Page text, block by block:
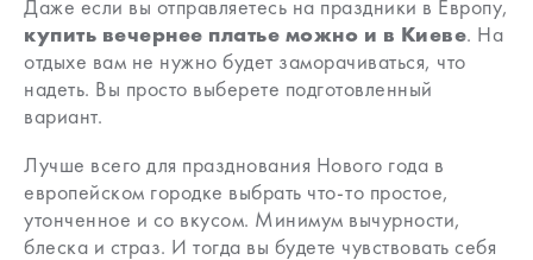
Даже если вы отправляетесь на праздники в Европу,
купить вечернее платье можно и в Киеве. На
отдыхе вам не нужно будет заморачиваться, что
надеть. Вы просто выберете подготовленный
вариант.
Лучше всего для празднования Нового года в
европейском городке выбрать что-то простое,
утонченное и со вкусом. Минимум вычурности,
блеска и страз. И тогда вы будете чувствовать себя